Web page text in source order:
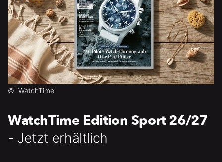
© WatchTime
WatchTime Edition Sport 26/27
- Jetzt erhältlich